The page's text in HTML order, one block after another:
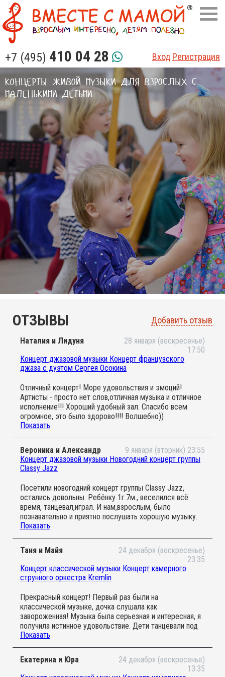
+7 (495) 410 04 28 Вход Регистрация
КОНЦЕРТЫ ЖИВОЙ МУЗЫКИ ДЛЯ ВЗРОСЛЫХ С
МАЛЕНЬКИМИ ДЕТЬМИ
ОТЗЫВЫ Добавить отзыв
Наталия и Лидуня
28 января (воскресенье)
17:50
Концерт джазовой музыки Концерт французского
джаза с дуэтом Сергея Осокина
Отличный концерт! Море удовольствия и эмоций!
Артисты - просто нет слов,отличная музыка и отличное
исполнение!!! Хороший удобный зал. Спасибо всем
огромное, это было здорово!!!! Волшебно))
С удовольствием придем еще) И приглашайте
С.Осокина с командой снова
Показать
Вероника и Александр
9 января (вторник) 23:55
Концерт джазовой музыки Новогодний концерт группы
Classy Jazz
Посетили новогодний концерт группы Classy Jazz,
остались довольны. Ребёнку 1г.7м., веселился всё
время, танцевал,играл. И нам,взрослым, было
познавательно и приятно послушать хорошую музыку.
Получили море положительный эмоций! Очень
понравилось, будем приходить снова!
Показать
Таня и Майя
24 декабря (воскресенье)
23:35
Концерт классической музыки Концерт камерного
струнного оркестра Kremlin
Прекрасный концерт! Первый раз были на
классической музыке, дочка слушала как
завороженная! Музыка была серьезная и интересная, я
получила истинное удовольствие. Дети танцевали под
руководством дирижера)), было даже несколько
композиций , когда вместе все пели! Такое прям
новогоднее волшебное настроение.
Спасибо огромное за такую возможность.
прикоснуться к прекрасному вместе со своим
Показать
Екатерина и Юра
24 декабря (воскресенье)
13:35